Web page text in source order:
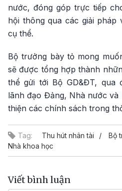
nước, đóng góp trực tiếp
hội thông qua các giải pháp
cụ thể.
Bộ trưởng bày tỏ mong
sẽ được tổng hợp thành
thể gửi tới Bộ GD&ĐT,
lãnh đạo Đảng, Nhà nước
thiện các chính sách trong
Tag: Thu hút nhân tài
Bộ
Nhà khoa học
Viết bình luận